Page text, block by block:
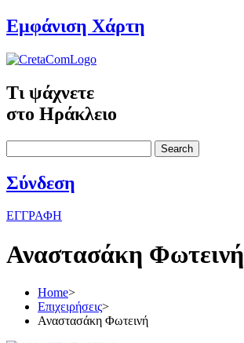
Εμφάνιση Χάρτη
Τι ψάχνετε
στο Ηράκλειο
Search
Σύνδεση
ΕΓΓΡΑΦΗ
Αναστασάκη Φωτεινή
Home>
Επιχειρήσεις>
Αναστασάκη Φωτεινή